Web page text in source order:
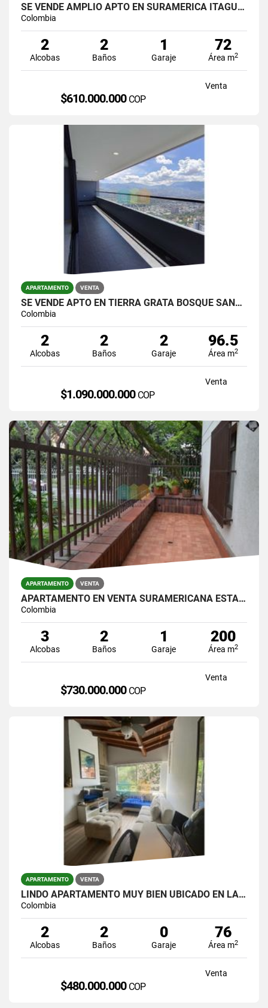
SE VENDE AMPLIO APTO EN SURAMERICA ITAGUI, UNIDAD MUY COMPLETA Y AGRAD
Colombia
2
Alcobas
2
Baños
1
Garaje
72
Área m2
Venta
$610.000.000 COP
APARTAMENTO VENTA
SE VENDE APTO EN TIERRA GRATA BOSQUE SANTO VISTA A LA CIUDAD
Colombia
2
Alcobas
2
Baños
2
Garaje
96.5
Área m2
Venta
$1.090.000.000 COP
APARTAMENTO VENTA
APARTAMENTO EN VENTA SURAMERICANA ESTADIO
Colombia
3
Alcobas
2
Baños
1
Garaje
200
Área m2
Venta
$730.000.000 COP
APARTAMENTO VENTA
LINDO APARTAMENTO MUY BIEN UBICADO EN LA CASTELLANA
Colombia
2
Alcobas
2
Baños
0
Garaje
76
Área m2
Venta
$480.000.000 COP